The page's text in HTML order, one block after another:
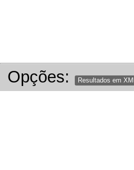
Opções: Resultados em XML